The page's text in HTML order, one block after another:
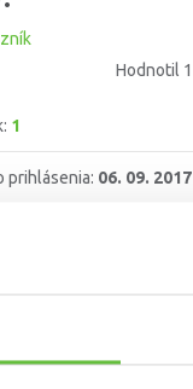
Hodnotil 1
1
prihlásenia: 06. 09. 2017
nádržky